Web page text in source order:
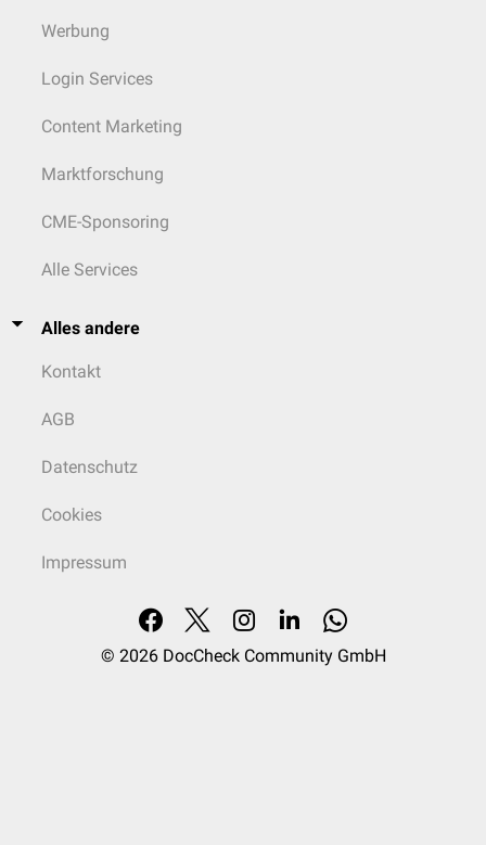
Werbung
Login Services
Content Marketing
Marktforschung
CME-Sponsoring
Alle Services
Alles andere
Kontakt
AGB
Datenschutz
Cookies
Impressum
© 2026 DocCheck Community GmbH